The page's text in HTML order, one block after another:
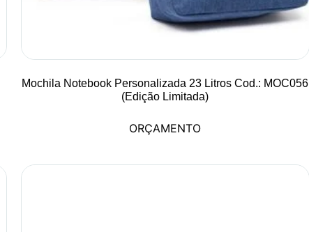
Mochila Notebook Personalizada 23 Litros Cod.: MOC056
(Edição Limitada)
ORÇAMENTO